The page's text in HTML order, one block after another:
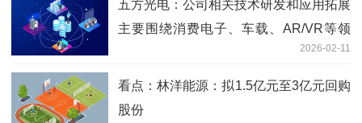
五方光电：公司相关技术研发和应用拓展
主要围绕消费电子、车载、AR/VR等领
2026-02-11
看点：林洋能源：拟1.5亿元至3亿元回购
股份